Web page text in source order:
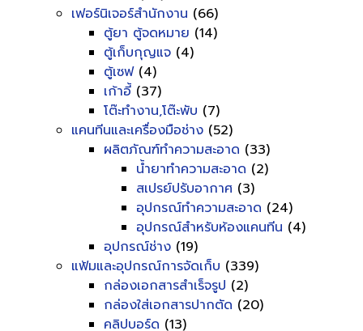
เฟอร์นิเจอร์สำนักงาน (66)
ตู้ยา ตู้จดหมาย (14)
ตู้เก็บกุญแจ (4)
ตู้เซฟ(4)
เก้าอี้ (37)
โต๊ะทำงาน,โต๊ะพับ (7)
แคนทีนและเครื่องมือช่าง (52)
ผลิตภัณฑ์ทำความสะอาด (33)
น้ำยาทำความสะอาด (2)
สเปรย์ปรับอากาศ (3)
อุปกรณ์ทำความสะอาด (24)
อุปกรณ์สำหรับห้องแคนทีน (4)
อุปกรณ์ช่าง (19)
แฟ้มและอุปกรณ์การจัดเก็บ (339)
กล่องเอกสารสำเร็จรูป (2)
กล่องใส่เอกสารปากตัด (20)
คลิปบอร์ด (13)